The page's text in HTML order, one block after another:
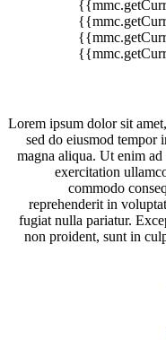
Lorem ipsum dolor sit
sed do eiusmod tempor
magna aliqua. Ut enim
exercitation
commodo
reprehenderit in
fugiat nulla pariatur.
non proident, sunt in